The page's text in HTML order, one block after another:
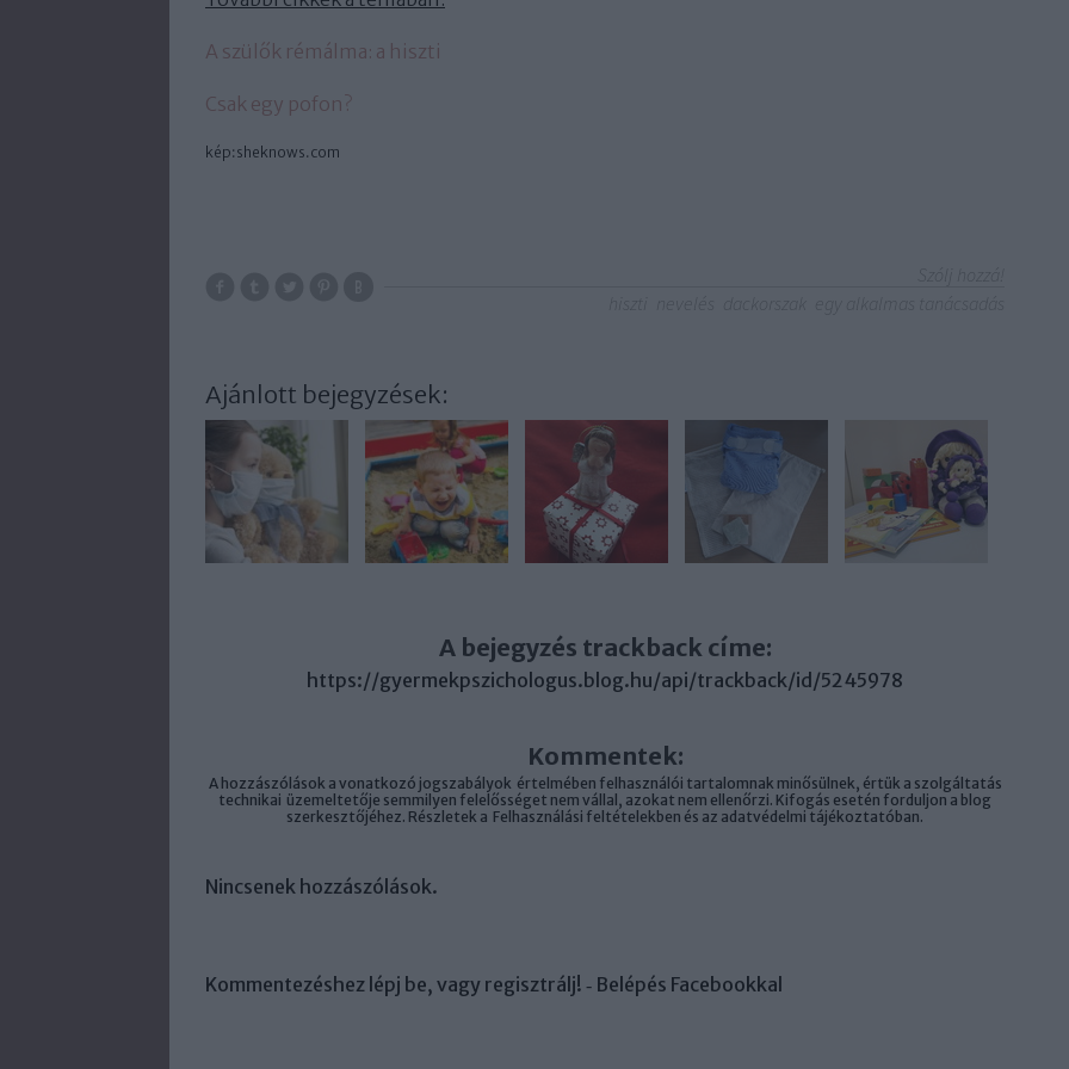
A szülők rémálma: a hiszti
Csak egy pofon?
kép:sheknows.com
Ajánlott bejegyzések:
A bejegyzés trackback címe:
https://gyermekpszichologus.blog.hu/api/trackback/id/5245978
Kommentek:
A hozzászólások a vonatkozó jogszabályok értelmében felhasználói tartalomnak minősülnek, értük a szolgáltatás
technikai üzemeltetője semmilyen felelősséget nem vállal, azokat nem ellenőrzi. Kifogás esetén forduljon a blog
szerkesztőjéhez. Részletek a Felhasználási feltételekben és az adatvédelmi tájékoztatóban.
Nincsenek hozzászólások.
Kommentezéshez lépj be, vagy regisztrálj! ‐ Belépés Facebookkal